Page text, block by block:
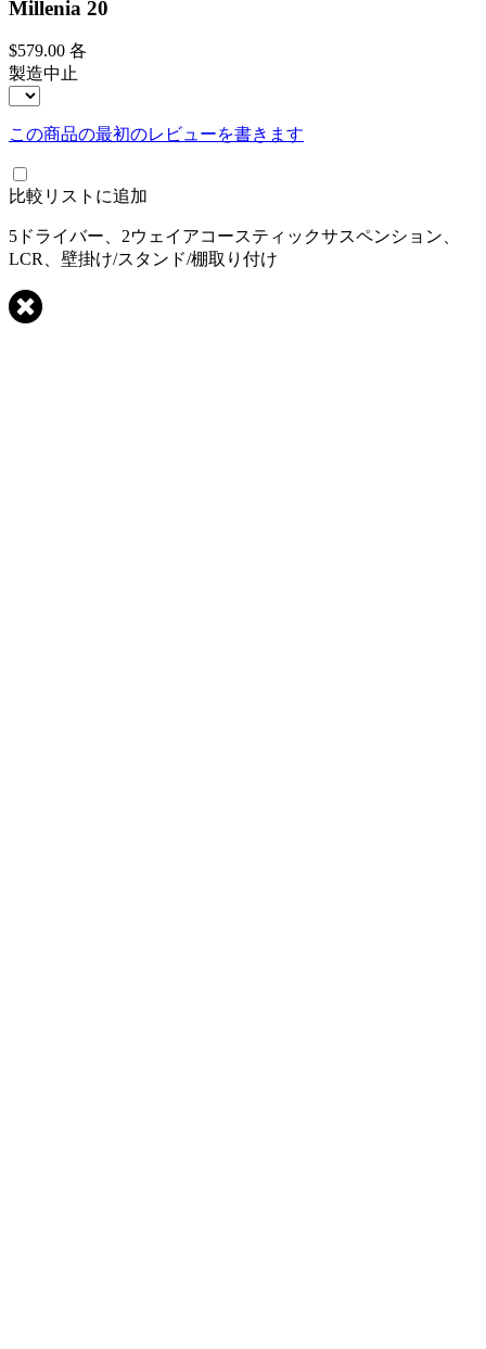
Millenia 20
$579.00 各
製造中止
この商品の最初のレビューを書きます
比較リストに追加
5ドライバー、2ウェイアコースティックサスペンション、
LCR、壁掛け/スタンド/棚取り付け